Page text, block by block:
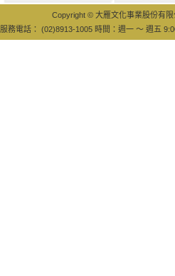
Copyright © 大雁文化事業股份有
服務電話： (02)8913-1005 時間：週一 ～ 週五